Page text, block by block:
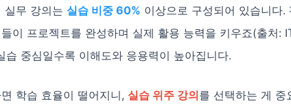
실무 강의는 실습 비중 60% 이상으로 구성되어 있습니다
이 프로젝트를 완성하며 실제 활용 능력을 키우죠(출처:
중심일수록 이해도와 응용력이 높아집니다.
학습 효율이 떨어지니, 실습 위주 강의를 선택하는 게 중